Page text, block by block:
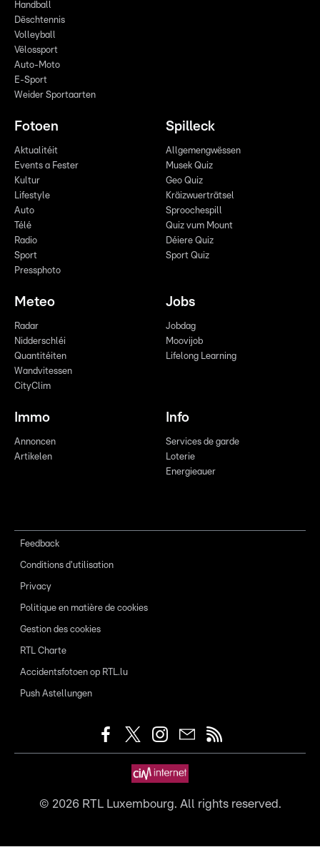
Handball
Dëschtennis
Volleyball
Vëlossport
Auto-Moto
E-Sport
Weider Sportaarten
Fotoen
Aktualitéit
Events a Fester
Kultur
Lifestyle
Auto
Télé
Radio
Sport
Pressphoto
Spilleck
Allgemengwëssen
Musek Quiz
Geo Quiz
Kräizwuerträtsel
Sproochespill
Quiz vum Mount
Déiere Quiz
Sport Quiz
Meteo
Radar
Nidderschléi
Quantitéiten
Wandvitessen
CityClim
Jobs
Jobdag
Moovijob
Lifelong Learning
Immo
Annoncen
Artikelen
Info
Services de garde
Loterie
Energieauer
Feedback
Conditions d'utilisation
Privacy
Politique en matière de cookies
Gestion des cookies
RTL Charte
Accidentsfotoen op RTL.lu
Push Astellungen
© 2026RTL Luxembourg. All rights reserved.